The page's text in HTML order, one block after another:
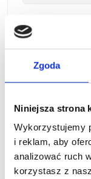
Zgoda
Niniejsza strona
Wykorzystujemy
i reklam, aby
analizować ruch
korzystasz z
Potwierdzenie